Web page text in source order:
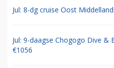
Jul: 8-dg cruise Oost
Jul: 9-daagse Chogogo Dive &
€1056